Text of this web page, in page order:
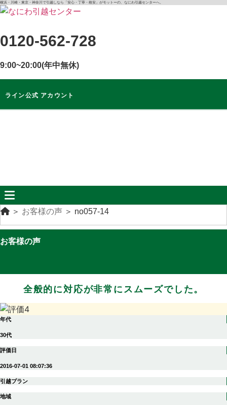
コ
ン
に
ス
キ
横浜・川崎・東京・神奈川で引越しなら「安心・丁寧・格安」がモットーの、なにわ引越センターへ。
0120-562-728
9:00~20:00(年中無休)
ライン公式 アカウント
＞ お客様の声 ＞ no057-14
お客様の声
全般的に対応が非常にスムーズでした。
年代
30代
評価日
2016-07-01 08:07:36
引越プラン
地域